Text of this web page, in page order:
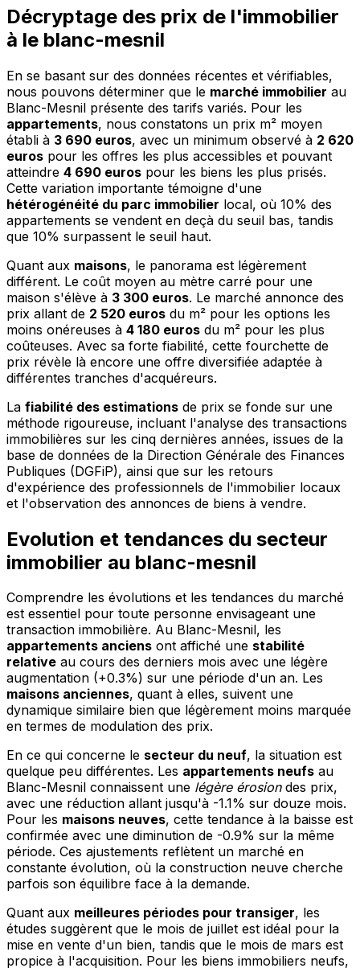
Décryptage des prix de l'immobilier
à le blanc-mesnil
En se basant sur des données récentes et vérifiables,
nous pouvons déterminer que le marché immobilier au
Blanc-Mesnil présente des tarifs variés. Pour les
appartements, nous constatons un prix m² moyen
établi à 3 690 euros, avec un minimum observé à 2 620
euros pour les offres les plus accessibles et pouvant
atteindre 4 690 euros pour les biens les plus prisés.
Cette variation importante témoigne d'une
hétérogénéité du parc immobilier local, où 10% des
appartements se vendent en deçà du seuil bas, tandis
que 10% surpassent le seuil haut.
Quant aux maisons, le panorama est légèrement
différent. Le coût moyen au mètre carré pour une
maison s'élève à 3 300 euros. Le marché annonce des
prix allant de 2 520 euros du m² pour les options les
moins onéreuses à 4 180 euros du m² pour les plus
coûteuses. Avec sa forte fiabilité, cette fourchette de
prix révèle là encore une offre diversifiée adaptée à
différentes tranches d'acquéreurs.
La fiabilité des estimations de prix se fonde sur une
méthode rigoureuse, incluant l'analyse des transactions
immobilières sur les cinq dernières années, issues de la
base de données de la Direction Générale des Finances
Publiques (DGFiP), ainsi que sur les retours
d'expérience des professionnels de l'immobilier locaux
et l'observation des annonces de biens à vendre.
Evolution et tendances du secteur
immobilier au blanc-mesnil
Comprendre les évolutions et les tendances du marché
est essentiel pour toute personne envisageant une
transaction immobilière. Au Blanc-Mesnil, les
appartements anciens ont affiché une stabilité
relative au cours des derniers mois avec une légère
augmentation (+0.3%) sur une période d'un an. Les
maisons anciennes, quant à elles, suivent une
dynamique similaire bien que légèrement moins marquée
en termes de modulation des prix.
En ce qui concerne le secteur du neuf, la situation est
quelque peu différentes. Les appartements neufs au
Blanc-Mesnil connaissent une légère érosiondes prix,
avec une réduction allant jusqu'à -1.1% sur douze mois.
Pour les maisons neuves, cette tendance à la baisse est
confirmée avec une diminution de -0.9% sur la même
période. Ces ajustements reflètent un marché en
constante évolution, où la construction neuve cherche
parfois son équilibre face à la demande.
Quant aux meilleures périodes pour transiger, les
études suggèrent que le mois de juillet est idéal pour la
mise en vente d'un bien, tandis que le mois de mars est
propice à l'acquisition. Pour les biens immobiliers neufs,